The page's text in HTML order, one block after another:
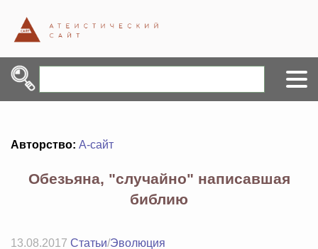
Авторство: А-сайт
Обезьяна, "случайно" написавшая
библию
13.08.2017 Статьи/Эволюция